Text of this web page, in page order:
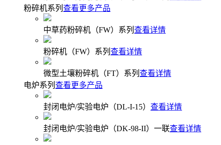
粉碎机系列 查看更多产品
中草药粉碎机（FW）系列 查看详情
粉碎机（FW）系列 查看详情
微型土壤粉碎机（FT）系列 查看详情
电炉系列 查看更多产品
封闭电炉/实验电炉（DL-I-15） 查看详情
封闭电炉/实验电炉（DK-98-II）一联查看详情